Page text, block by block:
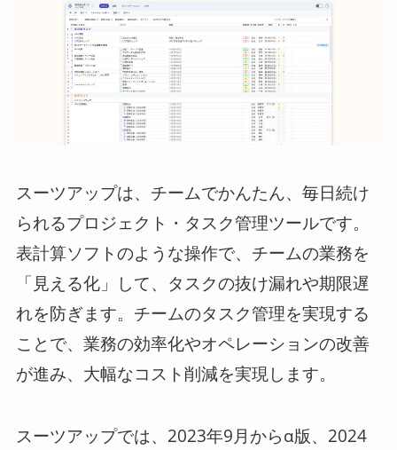
スーツアップは、チームでかんたん、毎日続け
られるプロジェクト・タスク管理ツールです。
表計算ソフトのような操作で、チームの業務を
「見える化」して、タスクの抜け漏れや期限遅
れを防ぎます。チームのタスク管理を実現する
ことで、業務の効率化やオペレーションの改善
が進み、大幅なコスト削減を実現します。
スーツアップでは、2023年9月からα版、2024